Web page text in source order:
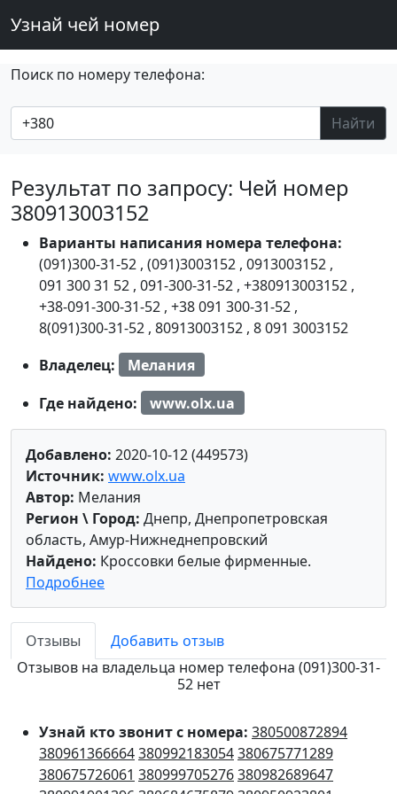
Узнай чей номер
Поиск по номеру телефона:
Найти
Результат по запросу: Чей номер
380913003152
Варианты написания номера телефона:
(091)300-31-52 , (091)3003152 , 0913003152 ,
091 300 31 52 , 091-300-31-52 , +380913003152 ,
+38-091-300-31-52 , +38 091 300-31-52 ,
8(091)300-31-52 , 80913003152 , 8 091 3003152
Владелец:
Мелания
Где найдено:
www.olx.ua
Добавлено: 2020-10-12 (449573)
Источник: www.olx.ua
Автор: Мелания
Регион \ Город: Днепр, Днепропетровская
область, Амур-Нижнеднепровский
Найдено: Кроссовки белые фирменные.
Подробнее
Отзывы
Добавить отзыв
Отзывов на владельца номер телефона (091)300-31-
52 нет
Узнай кто звонит с номера: 380500872894
380961366664380992183054380675771289
380675726061 380999705276380982689647